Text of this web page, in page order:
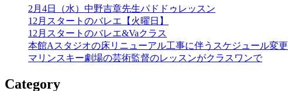
2月4日（水）中野吉章先生パドドゥレッスン
12月スタートのバレエ【火曜日】
12月スタートのバレエ&Vaクラス
本館Aスタジオの床リニューアル工事に伴うスケジュール変更
マリンスキー劇場の芸術監督のレッスンがクラスワンで
Category